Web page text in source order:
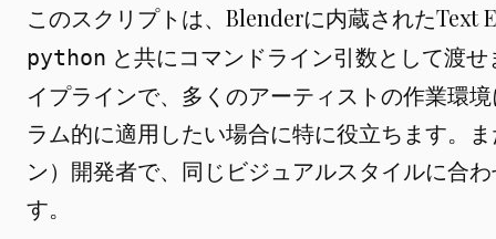
このスクリプトは、Blenderに内蔵された
python と共にコマンドライン引数として渡
イプラインで、多くのアーティストの作業環
ラム的に適用したい場合に特に役立ちます。
ン）開発者で、同じビジュアルスタイルに合
す。